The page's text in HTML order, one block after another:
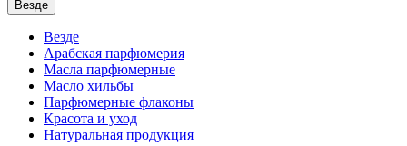
Везде
Везде
Арабская парфюмерия
Масла парфюмерные
Масло хильбы
Парфюмерные флаконы
Красота и уход
Натуральная продукция